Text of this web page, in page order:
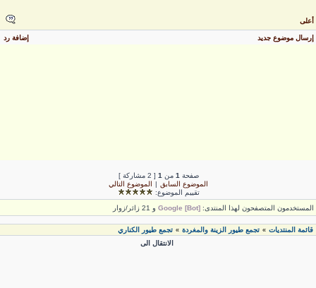
أعلى
إرسال موضوع جديد إضافة رد
صفحة1 من [ 2 مشاركة ]
الموضوع السابق| الموضوع التالي
تقييم الموضوع:
المستخدمون المتصفحون لهذا المنتدى: Google [Bot]و 21 زائر/زوار
قائمة المنتديات» تجمع طيور الزينة والمغردة» تجمع طيور الكناري
الانتقال الى